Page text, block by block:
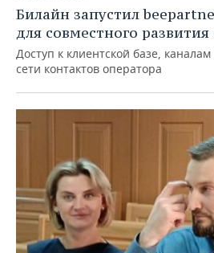
Билайн запустил
для совместного развития
Доступ к клиентской базе,
сети контактов оператора